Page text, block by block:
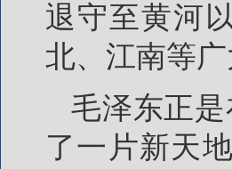
退守至黄河
北、江南等
毛泽东正
了一片新天